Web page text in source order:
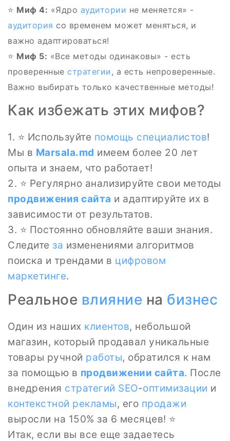
⭐ Миф 4: «Ядро аудитории не меняется» -
аудитория со временем может меняться, и
важно адаптироваться!
⭐ Миф 5: «Все методы одинаковы» - есть
проверенные стратегии, а есть непроверенные.
Важно выбирать только качественные методы!
Как избежать этих мифов?
1. ⭐ Используйте помощь специалистов!
Мы в Marsala.md имеем более 20 лет
опыта и знаем, что работает!
2. ⭐ Регулярно анализируйте свои методы
продвижения сайта и адаптируйте их в
зависимости от результатов.
3. ⭐ Постоянно обновляйте ваши знания.
Следите за изменениями алгоритмов
поиска и трендами в цифровом
маркетинге.
Реальное влияние на бизнес
Один из наших клиентов, небольшой
магазин, который продавал уникальные
товары ручной работы, обратился к нам
за помощью в продвижении сайта. После
внедрения стратегий SEO-оптимизации и
контекстной рекламы, его продажи
выросли на 150% за 6 месяцев! ⭐
Итак, если вы все еще задаетесь